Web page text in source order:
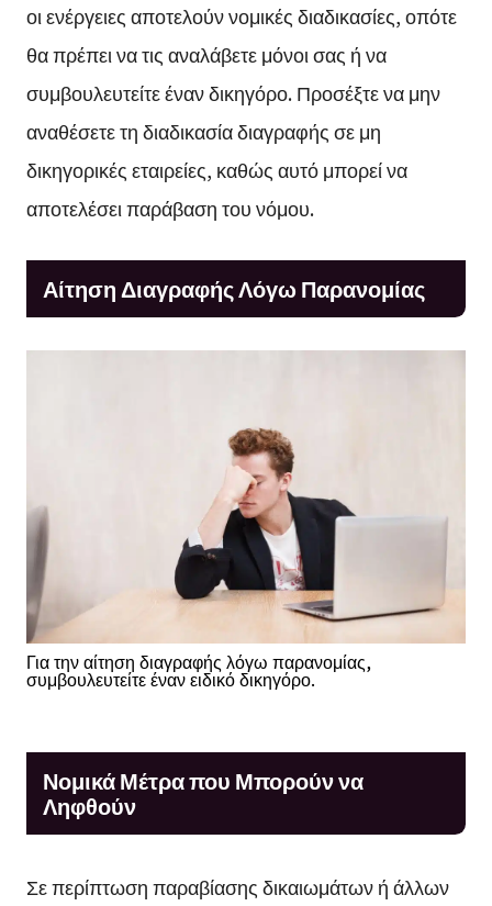
οι ενέργειες αποτελούν νομικές διαδικασίες, οπότε
θα πρέπει να τις αναλάβετε μόνοι σας ή να
συμβουλευτείτε έναν δικηγόρο. Προσέξτε να μην
αναθέσετε τη διαδικασία διαγραφής σε μη
δικηγορικές εταιρείες, καθώς αυτό μπορεί να
αποτελέσει παράβαση του νόμου.
Αίτηση Διαγραφής Λόγω Παρανομίας
Για την αίτηση διαγραφής λόγω παρανομίας,
συμβουλευτείτε έναν ειδικό δικηγόρο.
Νομικά Μέτρα που Μπορούν να
Ληφθούν
Σε περίπτωση παραβίασης δικαιωμάτων ή άλλων